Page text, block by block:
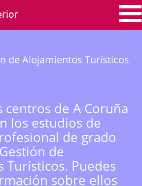
de Alojamientos Turísticos
centros de A Coruña
los estudios de
de grado
de
Turísticos. Puedes
sobre ellos